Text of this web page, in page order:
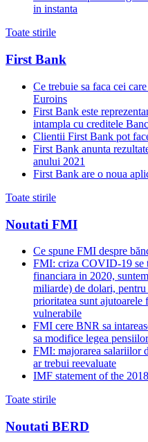
in instanta
Toate stirile
First Bank
Ce trebuie sa faca cei
Euroins
First Bank este
intampla cu creditele
Clientii First Bank pot
First Bank anunta
anului 2021
First Bank are o noua
Toate stirile
Noutati FMI
Ce spune FMI despre
FMI: criza COVID-19 se
financiara in 2020,
miliarde) de dolari,
prioritatea sunt
vulnerabile
FMI cere BNR sa
sa modifice legea pensiilor
FMI: majorarea salariilor
ar trebui reevaluate
IMF statement of the
Toate stirile
Noutati BERD